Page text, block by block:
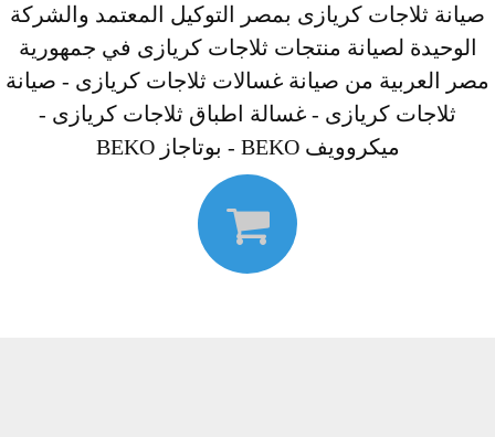
صيانة ثلاجات كريازى بمصر التوكيل المعتمد والشركة
الوحيدة لصيانة منتجات ثلاجات كريازى في جمهورية
مصر العربية من صيانة غسالات ثلاجات كريازى - صيانة
ثلاجات كريازى - غسالة اطباق ثلاجات كريازى -
ميكروويف BEKO - بوتاجاز BEKO